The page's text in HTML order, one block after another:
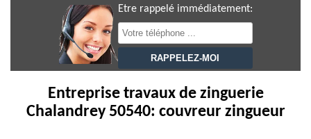
Etre rappelé immédiatement:
Entreprise travaux de zinguerie
Chalandrey 50540: couvreur zingueur